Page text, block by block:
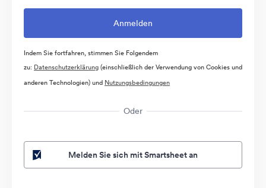
Indem Sie fortfahren, stimmen Sie Folgendem
zu: Datenschutzerklärung(einschließlich der Verwendung von Cookies und
anderen Technologien) und Nutzungsbedingungen
Oder
Melden Sie sich mit Smartsheet an